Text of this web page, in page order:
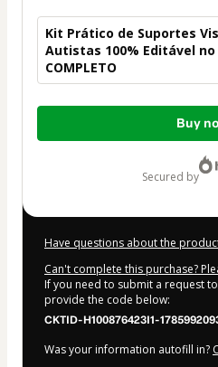
Kit Prático de Suportes
Autistas 100% Editável no
COMPLETO
Total
Buy
secured by
Have questions about the
Can't complete this purchase?
If you need to submit a request
provide the code below:
CKTID-H100876423I1-
Was your information autofill in?